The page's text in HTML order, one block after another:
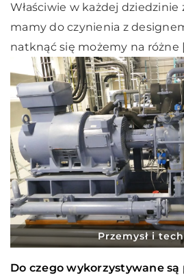
Właściwie w każdej dziedzinie
mamy do czynienia z
natknąć się możemy na różne
Przemysł i
Do czego wykorzystywane